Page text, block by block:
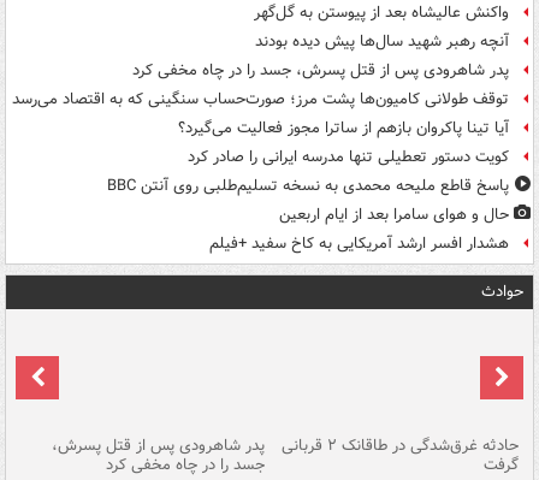
واکنش عالیشاه بعد از پیوستن به گل‌گهر
آنچه رهبر شهید سال‌ها پیش دیده بودند
پدر شاهرودی پس از قتل پسرش، جسد را در چاه مخفی کرد
توقف طولانی کامیون‌ها پشت مرز؛ صورت‌حساب سنگینی که به اقتصاد می‌رسد
آیا تینا پاکروان بازهم از ساترا مجوز فعالیت می‌گیرد؟
کویت دستور تعطیلی تنها مدرسه ایرانی را صادر کرد
پاسخ قاطع ملیحه محمدی به نسخه تسلیم‌طلبی روی آنتن BBC
حال و هوای سامرا بعد از ایام اربعین
هشدار افسر ارشد آمریکایی به کاخ سفید +فیلم
حوادث
حادثه غرق‌شدگی در طاقانک ۲ قربانی
گرفت
پدر شاهرودی پس از قتل پسرش،
جسد را در چاه مخفی کرد